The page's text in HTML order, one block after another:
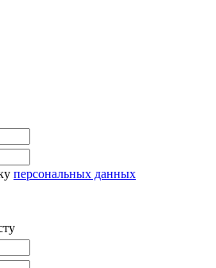
персональных данных